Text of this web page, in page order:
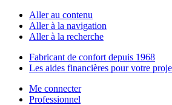
Aller au contenu
Aller à la navigation
Aller à la recherche
Fabricant de confort depuis 1968
Les aides financières pour votre
Me connecter
Professionnel